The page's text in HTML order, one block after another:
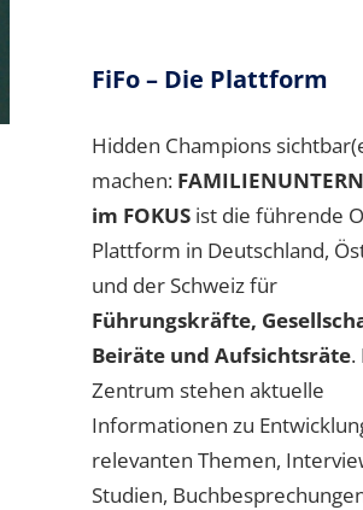
FiFo – Die Plattform
Hidden Champions
machen:
im FOKUS ist die führende
Plattform in Deutschland,
und der Schweiz für
Führungskräfte,
Beiräte und Aufsichtsräte.
Zentrum stehen aktuelle
Informationen zu
relevanten Themen,
Studien,